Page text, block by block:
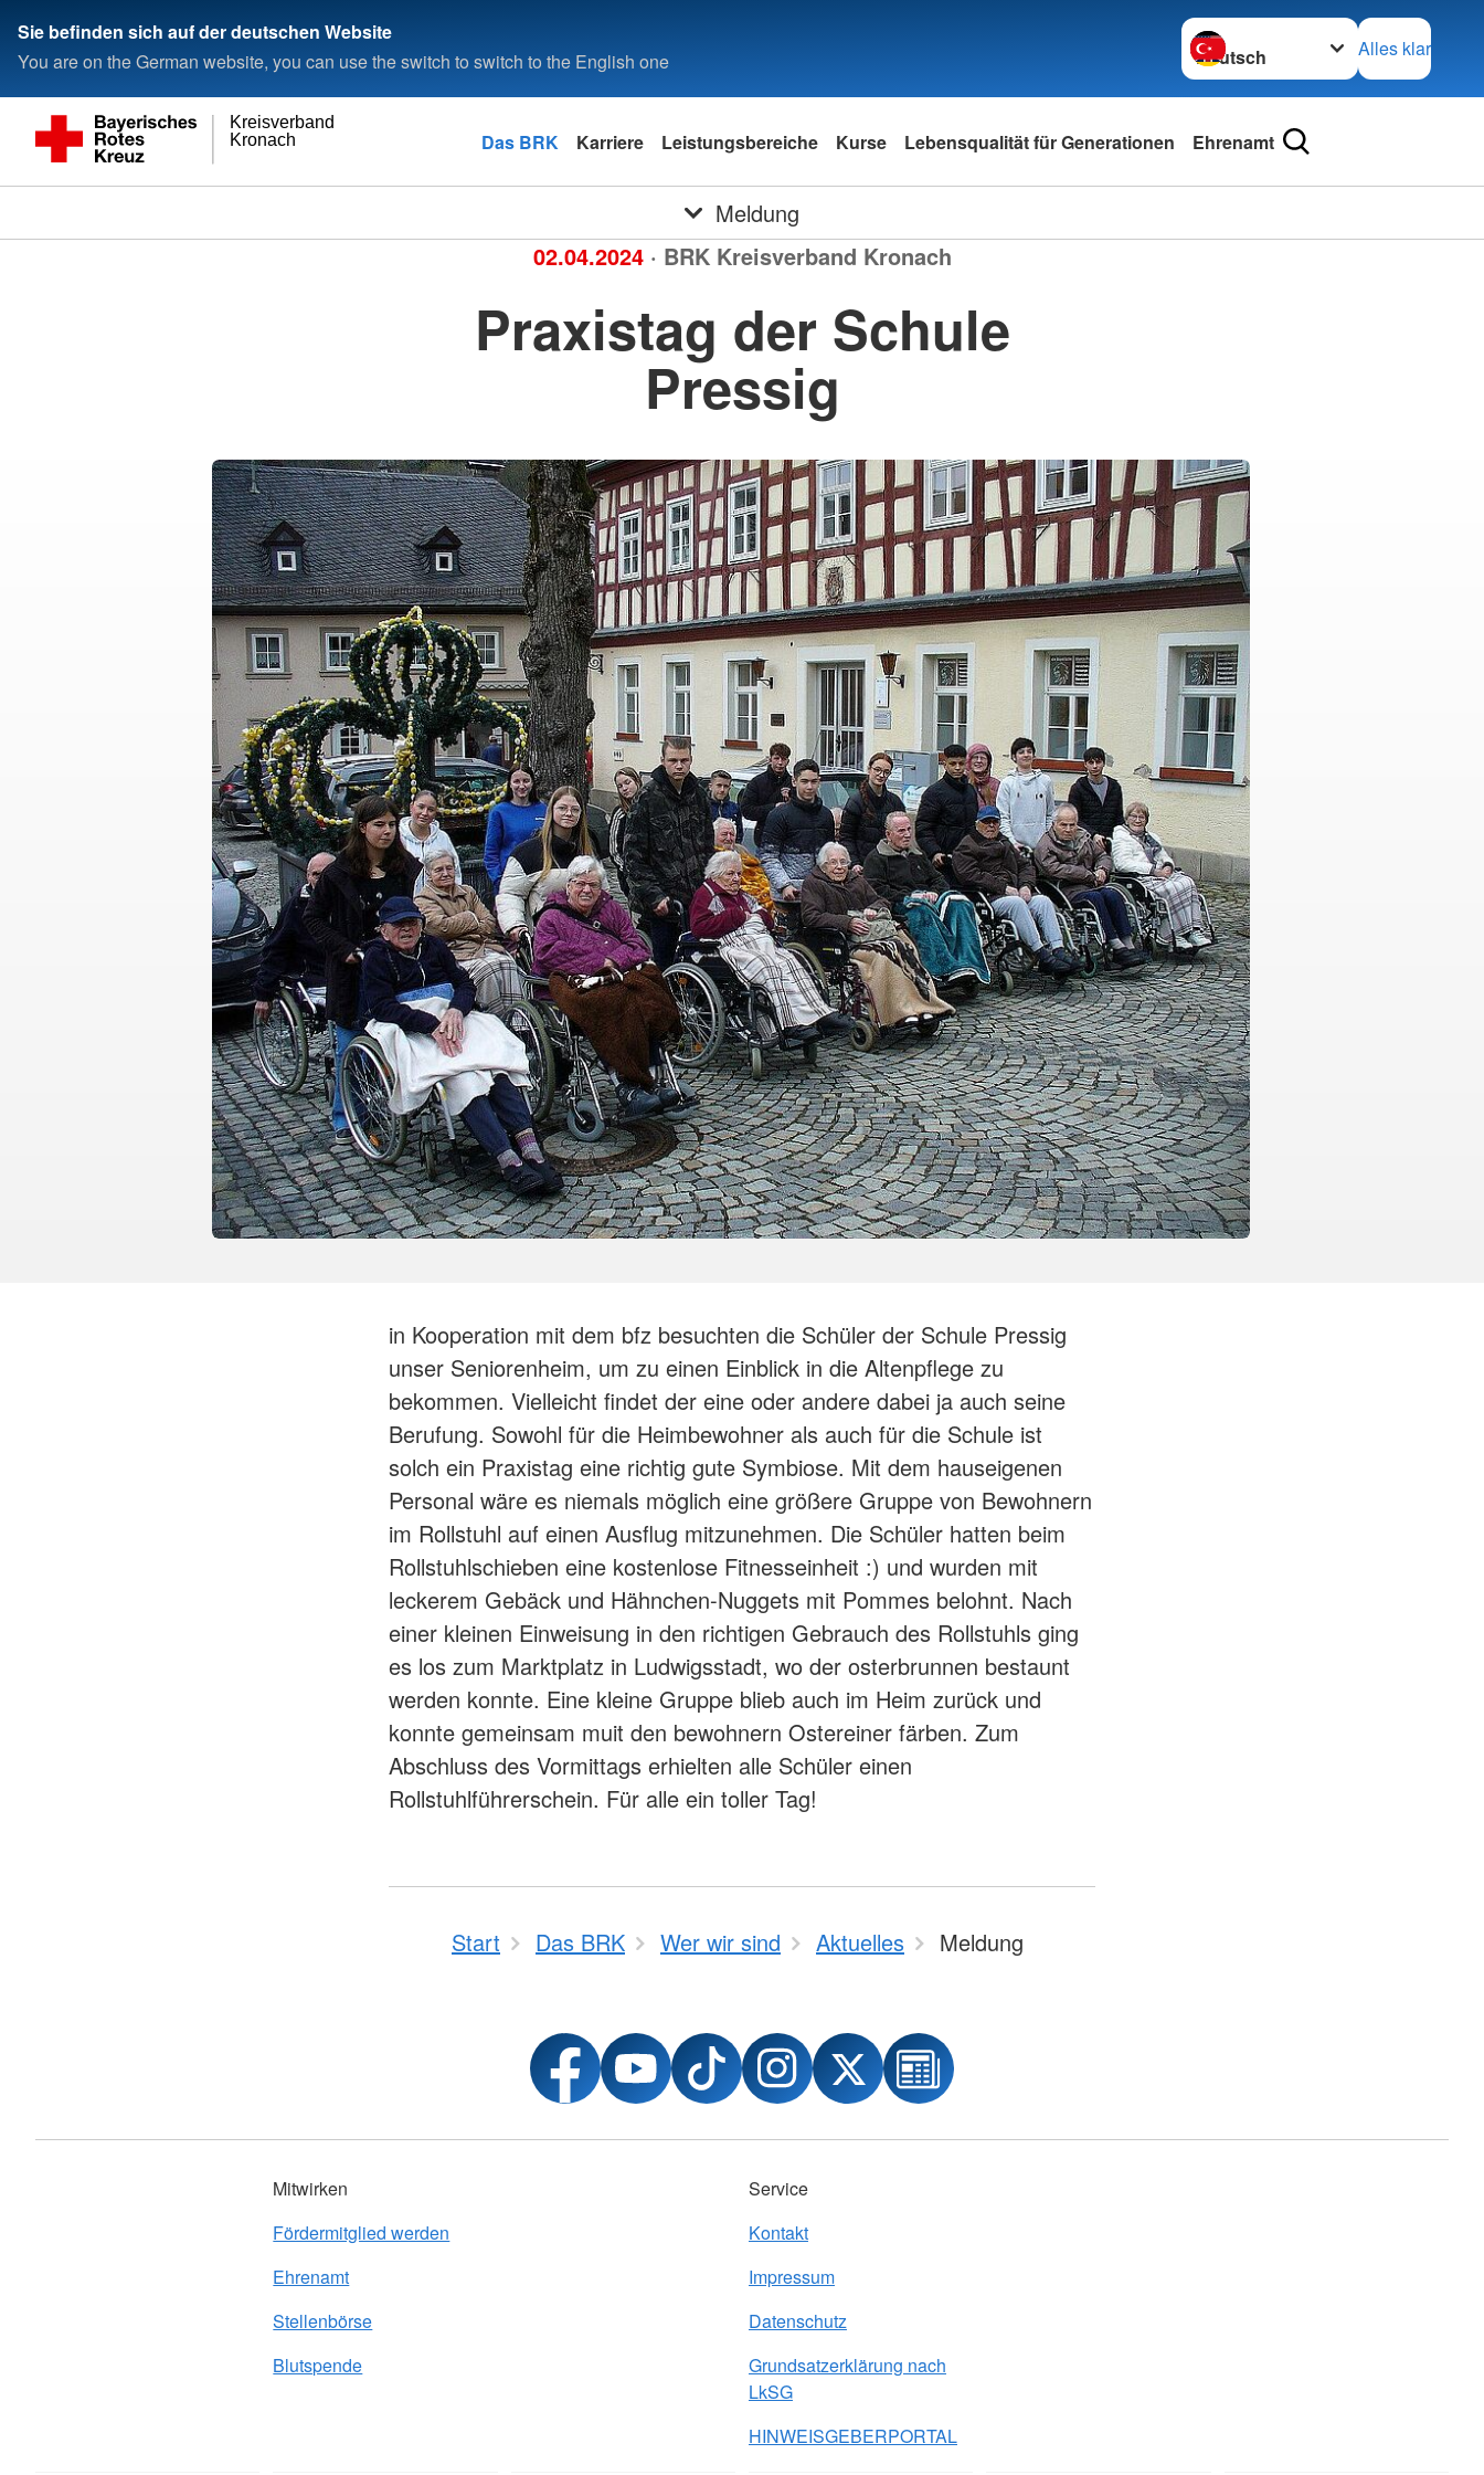
Sie befinden sich auf der deutschen Website
You are on the German website, you can use the switch to switch to the English one
Sprache wechseln zu
Alles klar
Kronach
Kreisverband
Das BRK Karriere Leistungsbereiche Kurse Lebensqualität für Generationen Ehrenamt
Meldung
02.04.2024 · BRK Kreisverband Kronach
Praxistag der Schule
Pressig
in Kooperation mit dem bfz besuchten die Schüler der Schule Pressig
unser Seniorenheim, um zu einen Einblick in die Altenpflege zu
bekommen. Vielleicht findet der eine oder andere dabei ja auch seine
Berufung. Sowohl für die Heimbewohner als auch für die Schule ist
solch ein Praxistag eine richtig gute Symbiose. Mit dem hauseigenen
Personal wäre es niemals möglich eine größere Gruppe von Bewohnern
im Rollstuhl auf einen Ausflug mitzunehmen. Die Schüler hatten beim
Rollstuhlschieben eine kostenlose Fitnesseinheit :) und wurden mit
leckerem Gebäck und Hähnchen-Nuggets mit Pommes belohnt. Nach
einer kleinen Einweisung in den richtigen Gebrauch des Rollstuhls ging
es los zum Marktplatz in Ludwigsstadt, wo der osterbrunnen bestaunt
werden konnte. Eine kleine Gruppe blieb auch im Heim zurück und
konnte gemeinsam muit den bewohnern Ostereiner färben. Zum
Abschluss des Vormittags erhielten alle Schüler einen
Rollstuhlführerschein. Für alle ein toller Tag!
Start Das BRK Wer wir sind Aktuelles Meldung
Mitwirken
Fördermitglied werden
Ehrenamt
Stellenbörse
Blutspende
Service
Kontakt
Impressum
Datenschutz
Grundsatzerklärung nach
LkSG
HINWEISGEBERPORTAL